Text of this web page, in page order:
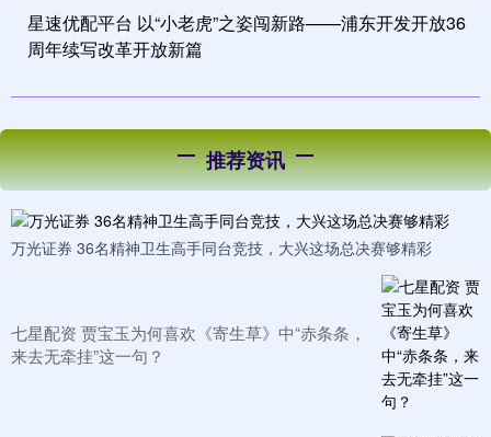
星速优配平台 以“小老虎”之姿闯新路——浦东开发开放36
周年续写改革开放新篇
推荐资讯
万光证券 36名精神卫生高手同台竞技，大兴这场总决赛够精彩
七星配资 贾宝玉为何喜欢《寄生草》中“赤条条，
来去无牵挂”这一句？